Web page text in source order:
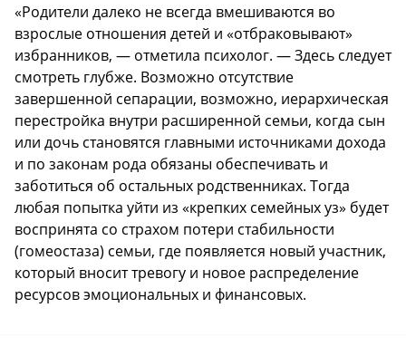
«Родители далеко не всегда вмешиваются во
взрослые отношения детей и «отбраковывают»
избранников, — отметила психолог. — Здесь следует
смотреть глубже. Возможно отсутствие
завершенной сепарации, возможно, иерархическая
перестройка внутри расширенной семьи, когда сын
или дочь становятся главными источниками дохода
и по законам рода обязаны обеспечивать и
заботиться об остальных родственниках. Тогда
любая попытка уйти из «крепких семейных уз» будет
воспринята со страхом потери стабильности
(гомеостаза) семьи, где появляется новый участник,
который вносит тревогу и новое распределение
ресурсов эмоциональных и финансовых.